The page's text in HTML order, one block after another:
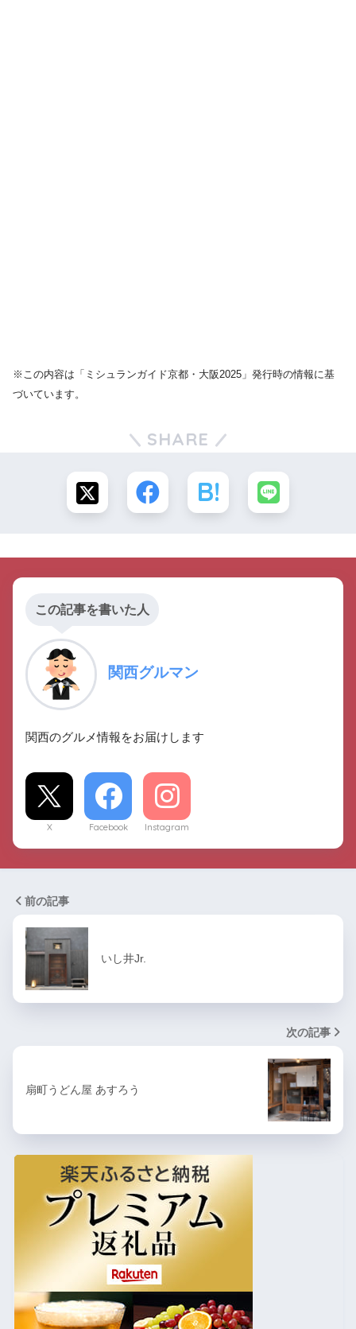
※この内容は「ミシュランガイド京都・大阪2025」発行時の情報に基
づいています。
SHARE
この記事を書いた人
関西グルマン
関西のグルメ情報をお届けします
X Facebook Instagram
前の記事
いし井Jr.
次の記事
扇町うどん屋 あすろう